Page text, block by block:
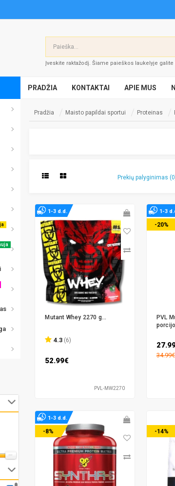
Įveskite raktažodį. Šiame paieškos laukelyje
PRADŽIA KONTAKTAI APIE MUS
Pradžia Maisto papildai sportui Proteinas
Prekių palyginimas
Mutant Whey 2270 g...
4.3 (6)
52.99€
PVL-MW2270
1-3 d.d.
-20%
PVL
34.99€
1-3
-8%
1-3 d.d.
-14%